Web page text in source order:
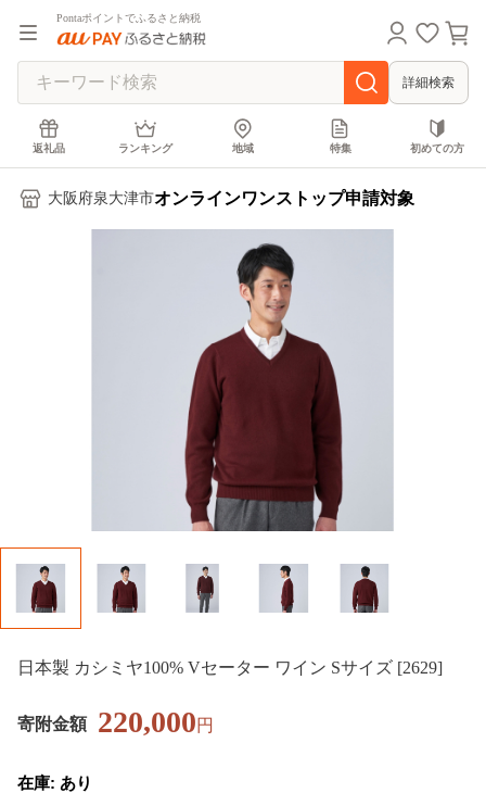
Pontaポイントでふるさと納税
詳細検索
返礼品 ランキング 地域 特集 初めての方
大阪府泉大津市オンラインワンストップ申請対象
日本製 カシミヤ100% Vセーター ワイン Sサイズ [2629]
寄附金額 220,000円
在庫: あり